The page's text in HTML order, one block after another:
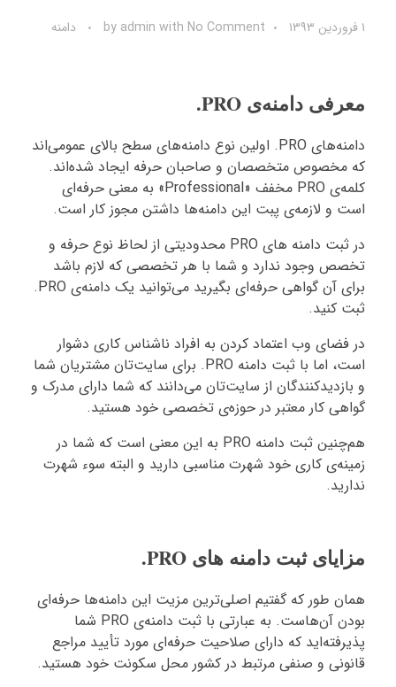
۱ فروردین ۱۳۹۳ by admin with No Comment دامنه
معرفی دامنه‌ی PRO.
دامنه‌های PRO. اولین نوع دامنه‌های سطح بالای عمومی‌اند
که مخصوص متخصصان و صاحبان حرفه ایجاد شده‌اند.
کلمه‌ی PRO مخفف «Professional» به معنی حرفه‌ای
است و لازمه‌ی پبت این دامنه‌ها داشتن مجوز کار است.
در ثبت دامنه های PRO محدودیتی از لحاظ نوع حرفه و
تخصص وجود ندارد و شما با هر تخصصی که لازم باشد
برای آن گواهی حرفه‌ای بگیرید می‌توانید یک دامنه‌ی PRO.
ثبت کنید.
در فضای وب اعتماد کردن به افراد ناشناس کاری دشوار
است، اما با ثبت دامنه PRO. برای سایت‌تان مشتریان شما
و بازدیدکنندگان از سایت‌تان می‌دانند که شما دارای مدرک و
گواهی کار معتبر در حوزه‌ی تخصصی خود هستید.
هم‌چنین ثبت دامنه PRO به این معنی است که شما در
زمینه‌ی کاری خود شهرت مناسبی دارید و البته سوء شهرت
ندارید.
مزایای ثبت دامنه های PRO.
همان طور که گفتیم اصلی‌ترین مزیت این دامنه‌ها حرفه‌ای
بودن آن‌هاست. به عبارتی با ثبت دامنه‌ی PRO شما
پذیرفته‌اید که دارای صلاحیت حرفه‌ای مورد تأیید مراجع
قانونی و صنفی مرتبط در کشور محل سکونت خود هستید.